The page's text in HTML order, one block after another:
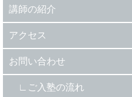
講師の紹介
アクセス
お問い合わせ
ご入塾の流れ